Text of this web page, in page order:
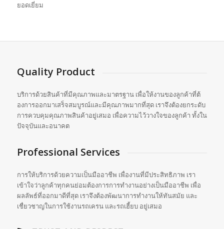
ยอดเยี่ยม
Quality Product
บริการด้วยสินค้าที่มีคุณภาพและมาตรฐาน เพื่อให้งานของลูกค้าที่ต้
องการออกมาเสร็จสมบูรณ์และมีคุณภาพมากที่สุด เราจึงต้องยกระดับ
การควบคุมคุณภาพสินค้าอยู่เสมอ เพื่อความไว้วางใจของลูกค้า ทั้งใน
ปัจจุบันและอนาคต
Professional Services
การให้บริการด้วยความเป็นมืออาชีพ เพื่องานที่มีประสิทธิภาพ เรา
เข้าใจว่าลูกค้าทุกคนย่อมต้องการการทำงานอย่างเป็นมืออาชีพ เพื่อ
ผลลัพธ์ที่ออกมาดีที่สุด เราจึงต้องพัฒนาการทำงานให้ทันสมัย และ
เชื่ยวชาญในการใช้งานรถเครน และรถเฮี้ยบ อยู่เสมอ